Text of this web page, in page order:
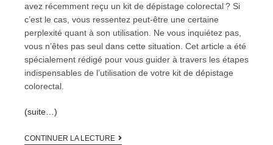
avez récemment reçu un kit de dépistage colorectal ? Si
c’est le cas, vous ressentez peut-être une certaine
perplexité quant à son utilisation. Ne vous inquiétez pas,
vous n’êtes pas seul dans cette situation. Cet article a été
spécialement rédigé pour vous guider à travers les étapes
indispensables de l’utilisation de votre kit de dépistage
colorectal.
(suite…)
CONTINUER LA LECTURE